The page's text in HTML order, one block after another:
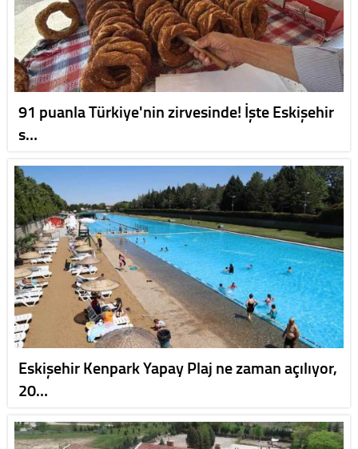
91 puanla Türkiye'nin zirvesinde! İşte Eskişehir
s…
Eskişehir Kenpark Yapay Plaj ne zaman açılıyor,
20…